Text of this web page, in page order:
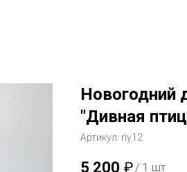
Новогодний
"Дивная
Артикул: ny12
5 200 ₽/ 1 шт